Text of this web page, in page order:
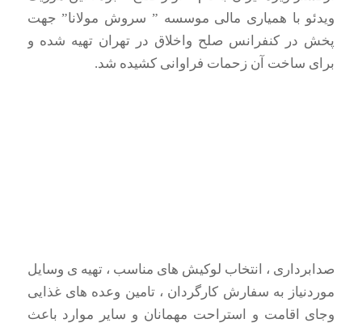
ویدئو با همیاری مالی موسسه ” سروش مولانا” جهت
پخش در کنفرانس صلح واخلاق در تهران تهیه شده و
برای ساخت آن زحمات فراوانی کشیده شد.
صدابرداری ، انتخاب لوکیش های مناسب ، تهیه ی وسایل
موردنیاز به سفارش کارگردان ، تامین وعده های غذایی
وجای اقامت و استراحت مهمانان و سایر موارد باعث